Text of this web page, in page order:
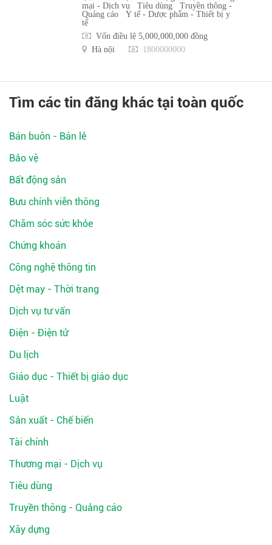
mại - Dịch vụ
Tiêu dùng
Truyền thông -
Quảng cáo
Y tế - Dược phẩm - Thiết bị y
tế
Vốn điều lệ 5,000,000,000 đồng
Hà nội
1800000000
Tìm các tin đăng khác tại toàn quốc
Bán buôn - Bán lẻ
Bảo vệ
Bất động sản
Bưu chính viễn thông
Chăm sóc sức khỏe
Chứng khoán
Công nghệ thông tin
Dệt may - Thời trang
Dịch vụ tư vấn
Điện - Điện tử
Du lịch
Giáo dục - Thiết bị giáo dục
Luật
Sản xuất - Chế biến
Tài chính
Thương mại - Dịch vụ
Tiêu dùng
Truyền thông - Quảng cáo
Xây dựng